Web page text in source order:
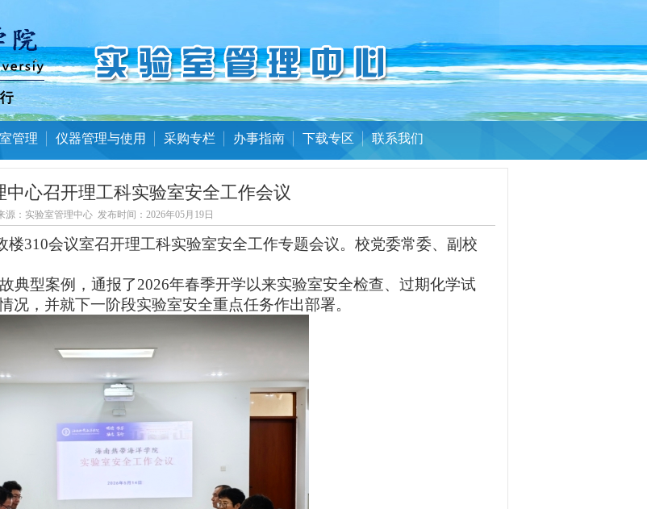
管理 仪器管理与使用 采购专栏 办事指南 下载专区 联系我们
中心召开理工科实验室安全工作会议
源： 实验室管理中心 发布时间： 2026年05月19日
楼310会议室召开理工科实验室安全工作专题会议。校党委常委、副校
典型案例，通报了2026年春季开学以来实验室安全检查、过期化学试
况，并就下一阶段实验室安全重点任务作出部署。